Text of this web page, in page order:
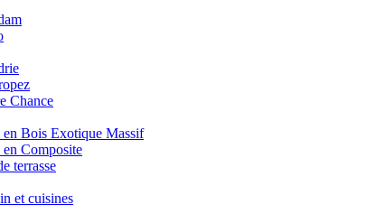
Chance
en Bois Exotique Massif
en Composite
terrasse
et cuisines